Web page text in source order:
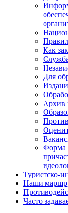
Как
Для
Архив
Форма
Туристско-
Наши
Часто